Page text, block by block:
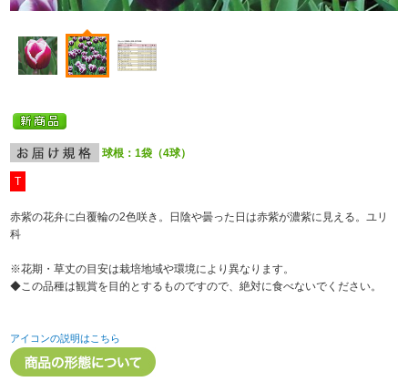
球根：1袋（4球）
T
赤紫の花弁に白覆輪の2色咲き。日陰や曇った日は赤紫が濃紫に見える。ユリ
科
※花期・草丈の目安は栽培地域や環境により異なります。
◆この品種は観賞を目的とするものですので、絶対に食べないでください。
アイコンの説明はこちら